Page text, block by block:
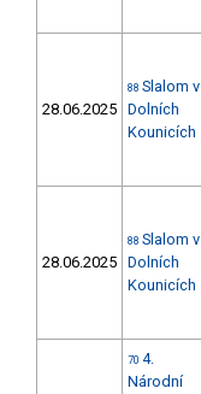
28.06.2025
88 Slalom v
Dolních
Kounicích
28.06.2025
88 Slalom v
Dolních
Kounicích
70 4.
Národní